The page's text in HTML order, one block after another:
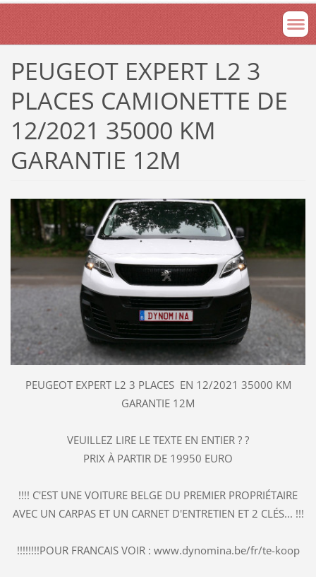
PEUGEOT EXPERT L2 3
PLACES CAMIONETTE DE
12/2021 35000 KM
GARANTIE 12M
PEUGEOT EXPERT L2 3 PLACES EN 12/2021 35000 KM
GARANTIE 12M
VEUILLEZ LIRE LE TEXTE EN ENTIER ? ?
PRIX À PARTIR DE 19950 EURO
!!!! C'EST UNE VOITURE BELGE DU PREMIER PROPRIÉTAIRE
AVEC UN CARPAS ET UN CARNET D'ENTRETIEN ET 2 CLÉS... !!!
!!!!!!!!POUR FRANCAIS VOIR : www.dynomina.be/fr/te-koop